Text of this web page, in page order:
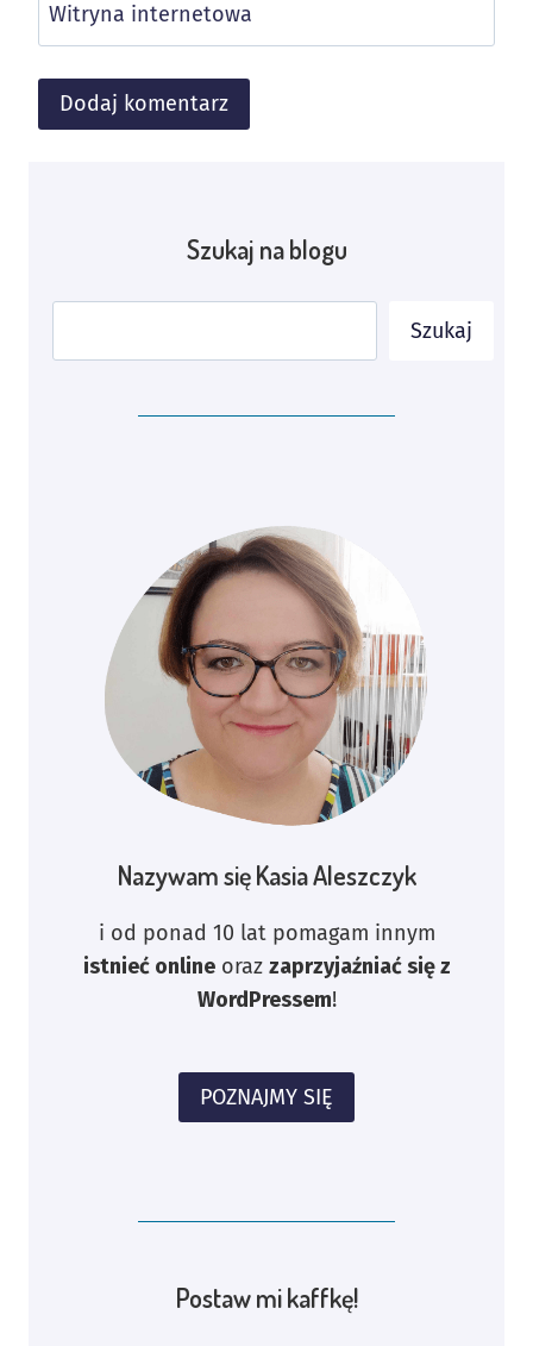
Witryna internetowa
Szukaj na blogu
Szukaj
Nazywam się Kasia Aleszczyk
i od ponad 10 lat pomagam innym
istnieć onlineoraz zaprzyjaźniać się z
WordPressem!
POZNAJMY SIĘ
Postaw mi kaffkę!